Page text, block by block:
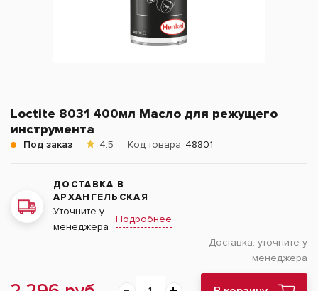
Loctite 8031 400мл Масло для режущего
инструмента
Под заказ 4.5 Код товара 48801
ДОСТАВКА В
АРХАНГЕЛЬСКАЯ
Уточните у
менеджера
Подробнее
Доставка: уточните у
менеджера